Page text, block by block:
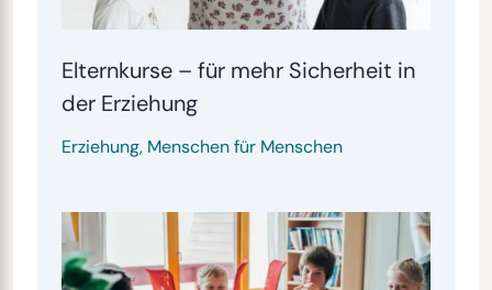
Elternkurse – für mehr Sicherheit in
der Erziehung
Erziehung, Menschen für Menschen